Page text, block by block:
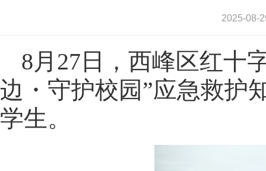
2025-08-
8月27日，西峰区红十
边・守护校园”应急救护
学生。